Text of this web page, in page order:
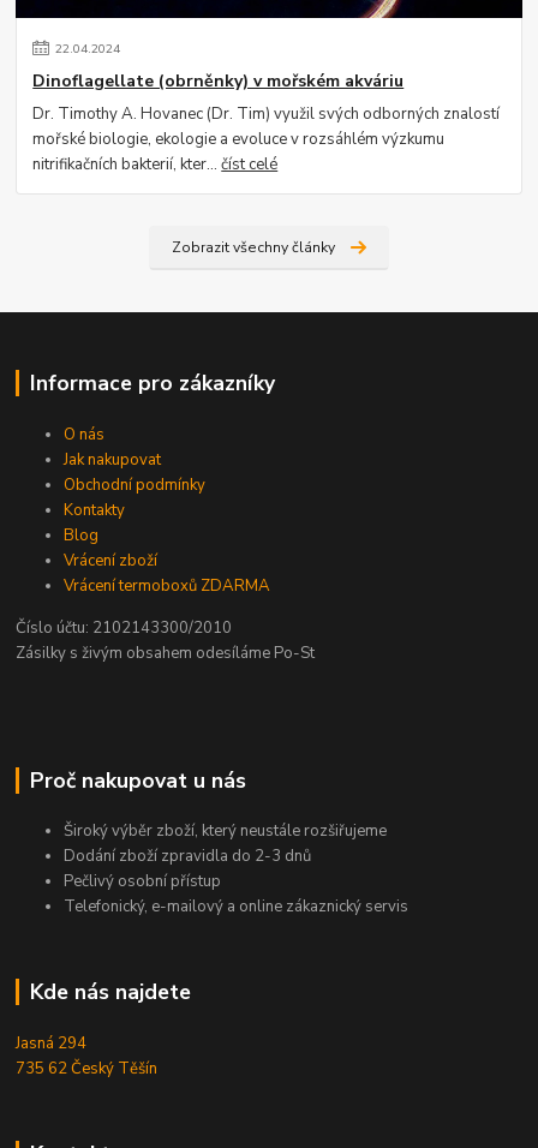
22.04.2024
Dinoflagellate (obrněnky) v mořském akváriu
Dr. Timothy A. Hovanec (Dr. Tim) využil svých odborných znalostí
mořské biologie, ekologie a evoluce v rozsáhlém výzkumu
nitrifikačních bakterií, kter...číst celé
Zobrazit všechny články
Informace pro zákazníky
O nás
Jak nakupovat
Obchodní podmínky
Kontakty
Blog
Vrácení zboží
Vrácení termoboxů ZDARMA
Číslo účtu: 2102143300/2010
Zásilky s živým obsahem odesíláme Po-St
Proč nakupovat u nás
Široký výběr zboží, který neustále rozšiřujeme
Dodání zboží zpravidla do 2-3 dnů
Pečlivý osobní přístup
Telefonický, e-mailový a online zákaznický servis
Kde nás najdete
Jasná 294
735 62 Český Těšín